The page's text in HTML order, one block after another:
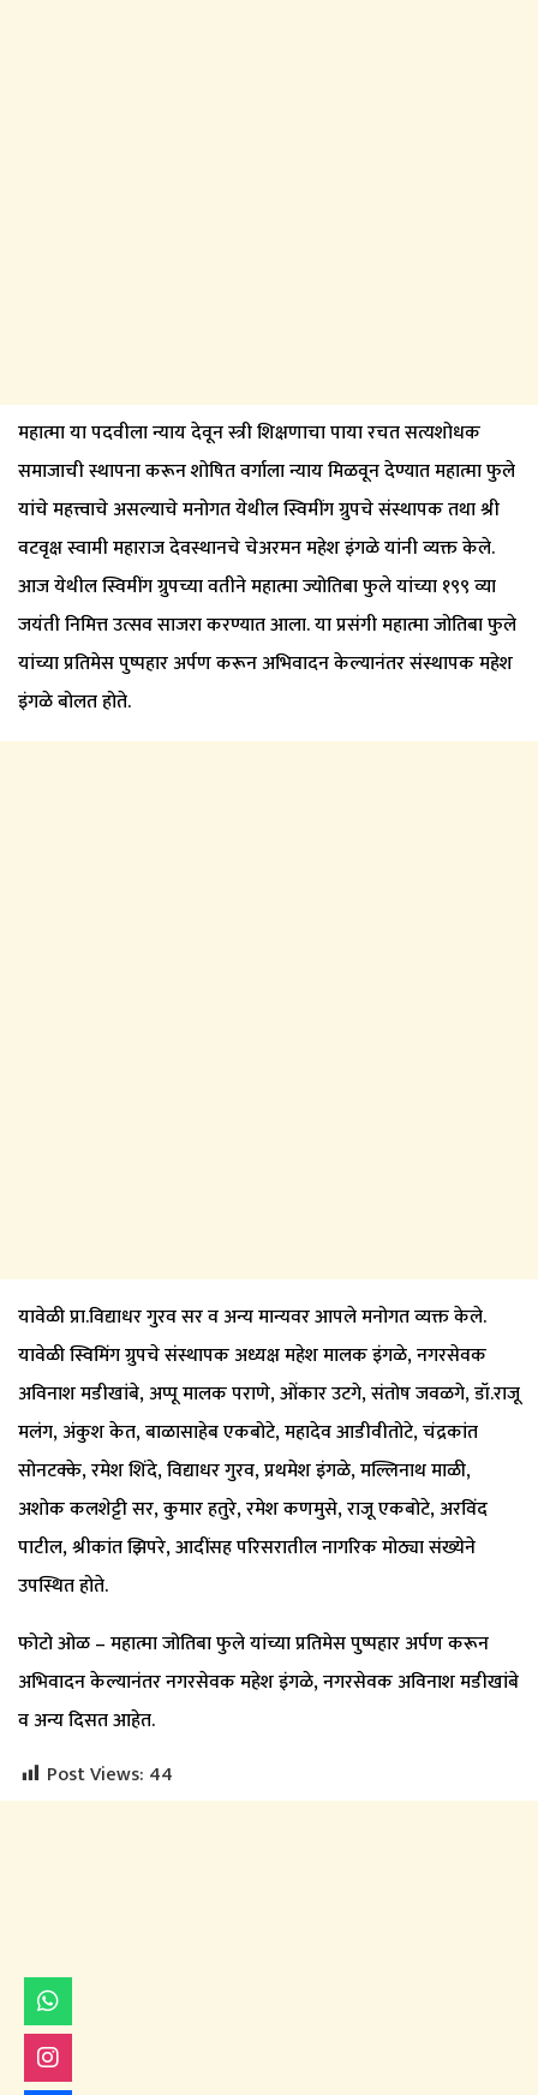
महात्मा या पदवीला न्याय देवून स्त्री शिक्षणाचा पाया रचत सत्यशोधक
समाजाची स्थापना करून शोषित वर्गाला न्याय मिळवून देण्यात महात्मा फुले
यांचे महत्त्वाचे असल्याचे मनोगत येथील स्विमींग ग्रुपचे संस्थापक तथा श्री
वटवृक्ष स्वामी महाराज देवस्थानचे चेअरमन महेश इंगळे यांनी व्यक्त केले.
आज येथील स्विमींग ग्रुपच्या वतीने महात्मा ज्योतिबा फुले यांच्या १९९ व्या
जयंती निमित्त उत्सव साजरा करण्यात आला. या प्रसंगी महात्मा जोतिबा फुले
यांच्या प्रतिमेस पुष्पहार अर्पण करून अभिवादन केल्यानंतर संस्थापक महेश
इंगळे बोलत होते.
यावेळी प्रा.विद्याधर गुरव सर व अन्य मान्यवर आपले मनोगत व्यक्त केले.
यावेळी स्विमिंग ग्रुपचे संस्थापक अध्यक्ष महेश मालक इंगळे, नगरसेवक
अविनाश मडीखांबे, अप्पू मालक पराणे, ओंकार उटगे, संतोष जवळगे, डॉ.राजू
मलंग, अंकुश केत, बाळासाहेब एकबोटे, महादेव आडीवीतोटे, चंद्रकांत
सोनटक्के, रमेश शिंदे, विद्याधर गुरव, प्रथमेश इंगळे, मल्लिनाथ माळी,
अशोक कलशेट्टी सर, कुमार हतुरे, रमेश कणमुसे, राजू एकबोटे, अरविंद
पाटील, श्रीकांत झिपरे, आदींसह परिसरातील नागरिक मोठ्या संख्येने
उपस्थित होते.
फोटो ओळ – महात्मा जोतिबा फुले यांच्या प्रतिमेस पुष्पहार अर्पण करून
अभिवादन केल्यानंतर नगरसेवक महेश इंगळे, नगरसेवक अविनाश मडीखांबे
व अन्य दिसत आहेत.
Post Views: 44